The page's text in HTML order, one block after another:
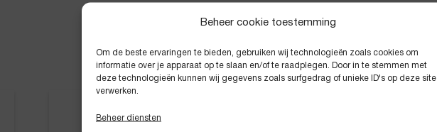
Beheer cookie toestemming
Om de beste ervaringen te bieden, gebruiken wij technologieën zoals cookies om
informatie over je apparaat op te slaan en/of te raadplegen. Door in te stemmen met
deze technologieën kunnen wij gegevens zoals surfgedrag of unieke ID's op deze site
verwerken.
Beheer diensten
Anderen kochten ook